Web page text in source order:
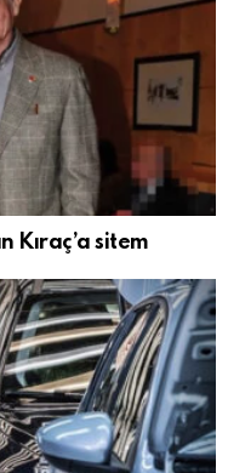
Kıraç’a sitem